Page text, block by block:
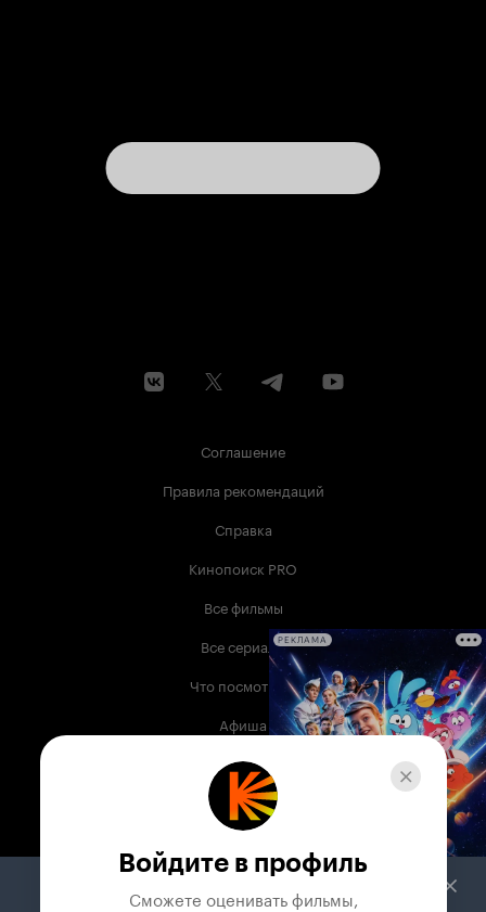
Соглашение
Правила рекомендаций
Справка
Кинопоиск PRO
Все фильмы
Все сериалы
Что посмотреть
Афиша
Музыка
Телепрограмма
Служба поддержки
РЕКЛАМА
Войдите в профиль
Сможете оценивать фильмы,